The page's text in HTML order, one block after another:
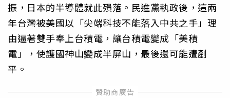
振，日本的半導體就此殞落。民進黨執政後，這兩
年台灣被美國以「尖端科技不能落入中共之手」理
由逼著雙手奉上台積電，讓台積電變成「美積
電」，使護國神山變成半屏山，最後還可能遭剷
平。